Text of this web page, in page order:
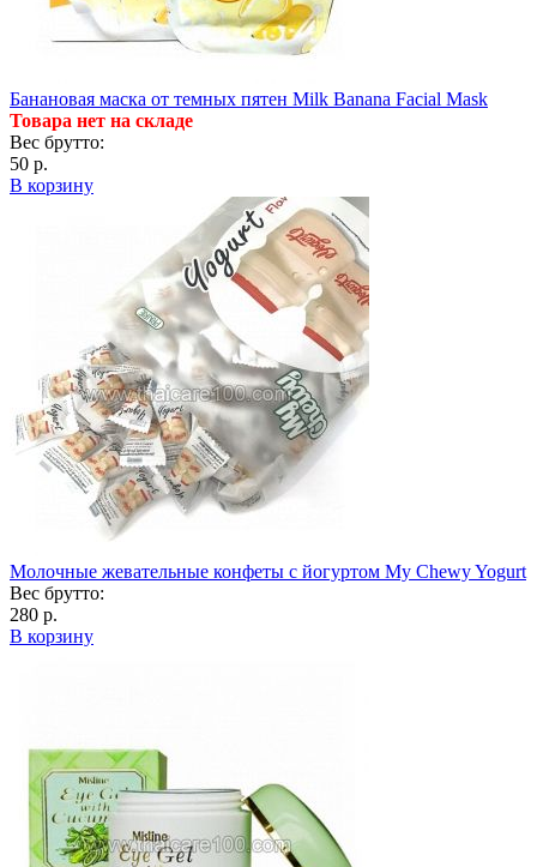
Банановая маска от темных пятен Milk Banana Facial Mask
Товара нет на складе
Вес брутто:
50 р.
В корзину
Молочные жевательные конфеты с йогуртом My Chewy Yogurt
Вес брутто:
280 р.
В корзину